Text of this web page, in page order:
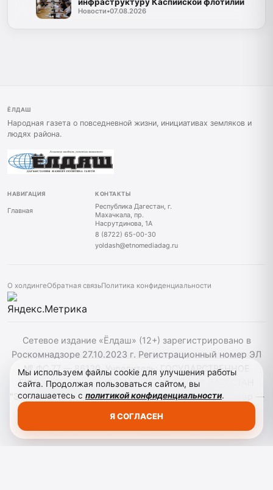
инфраструктуру Каспийской флотилии
Новости•07.08.2026
ЁЛДАШ
Народная газета о повседневной жизни, инициативах земляков и
людях района.
НАВИГАЦИЯ
Главная
КОНТАКТЫ
Республика Дагестан, г.
Махачкала, пр.
Насрутдинова, 1А
8 (8722) 65-00-30
yoldash@etnomediadag.ru
О холдингеОбратная связьПолитика конфиденциальности
Сетевое издание «Ёлдаш» (12+) зарегистрировано в
Роскомнадзоре 27.10.2023 г. Регистрационный номер ЭЛ
№ ФС 77 — 86130. Учредитель: ГОСУДАРСТВЕННОЕ
БЮДЖЕТНОЕ УЧРЕЖДЕНИЕ РЕСПУБЛИКИ ДАГЕСТАН
"ЭТНОМЕДИАХОЛДИНГ "ДАГЕСТАН" главный редактор —
Г. А. Конакбиев. При использовании материалов сайта
Мы используем файлы cookie для улучшения работы
сайта. Продолжая пользоваться сайтом, вы
соглашаетесь с политикой конфиденциальности.
Я СОГЛАСЕН